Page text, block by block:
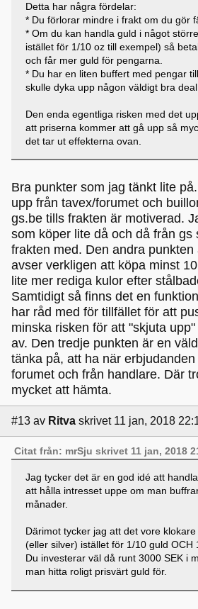
Detta har några fördelar:
* Du förlorar mindre i frakt om du gör
* Om du kan handla guld i något
istället för 1/10 oz till exempel) så
och får mer guld för pengarna.
* Du har en liten buffert med pengar
skulle dyka upp någon väldigt bra
Den enda egentliga risken med det
att priserna kommer att gå upp så
det tar ut effekterna ovan.
Bra punkter som jag tänkt lite
upp från tavex/forumet och
gs.be tills frakten är motiverad.
som köper lite då och då från gs
frakten med. Den andra
avser verkligen att köpa minst
lite mer rediga kulor efter
Samtidigt så finns det en
har råd med för tillfället för att
minska risken för att "skjuta
av. Den tredje punkten är en
tänka på, att ha när
forumet och från handlare. Där
mycket att hämta.
#13 av Ritva skrivet 11 jan, 2018
Citat från: mrSju skrivet 11 jan, 2018
Jag tycker det är en god idé att
att hålla intresset uppe om man
månader.
Därimot tycker jag att det vore
(eller silver) istället för 1/10 guld OCH
Du investerar väl då runt 3000 SEK i
man hitta roligt prisvärt guld för.